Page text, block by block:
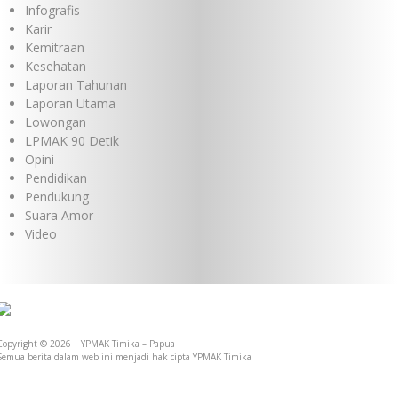
Infografis
Karir
Kemitraan
Kesehatan
Laporan Tahunan
Laporan Utama
Lowongan
LPMAK 90 Detik
Opini
Pendidikan
Pendukung
Suara Amor
Video
© 2026 | YPMAK Timika – Papua
berita dalam web ini menjadi hak cipta YPMAK Timika